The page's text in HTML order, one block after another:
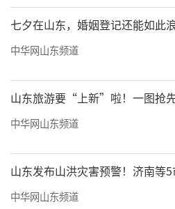
七夕在山东，婚姻登记还能如此浪
中华网山东频道
山东旅游要“上新”啦！一图抢
中华网山东频道
山东发布山洪灾害预警！济南等
中华网山东频道